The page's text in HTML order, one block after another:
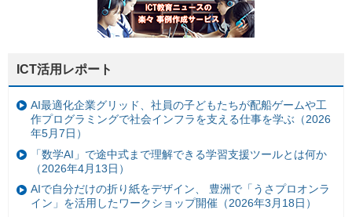
ICT活用レポート
AI最適化企業グリッド、社員の子どもたちが配船ゲームや工
作プログラミングで社会インフラを支える仕事を学ぶ（2026
年5月7日）
「数学AI」で途中式まで理解できる学習支援ツールとは何か
（2026年4月13日）
AIで自分だけの折り紙をデザイン、 豊洲で「うさプロオンラ
イン」を活用したワークショップ開催（2026年3月18日）